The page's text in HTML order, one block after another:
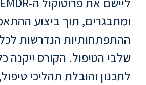
לימודי
חוץ
מתעניינים
ומתבגרים, תוך ביצוע
ההתפתחותיות הנדרשות
שלבי הטיפול. הקורס ייקנה
לתכנון והובלת תהליכי